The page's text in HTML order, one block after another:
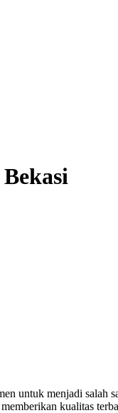
untuk menjadi
kualitas